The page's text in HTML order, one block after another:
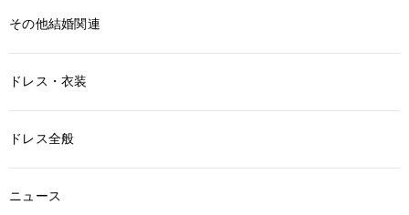
その他結婚関連
ドレス・衣装
ドレス全般
ニュース